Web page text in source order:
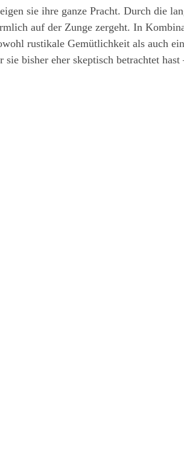
sie ihre ganze Pracht. Durch die
auf der Zunge zergeht. In
rustikale Gemütlichkeit als auch
bisher eher skeptisch betrachtet hast